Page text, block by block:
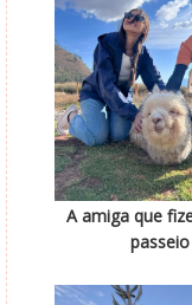
A amiga que
passeio